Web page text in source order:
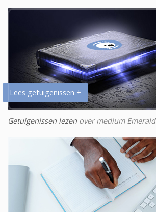
Lees getuigenissen +
Getuigenissen lezen over medium Emerald